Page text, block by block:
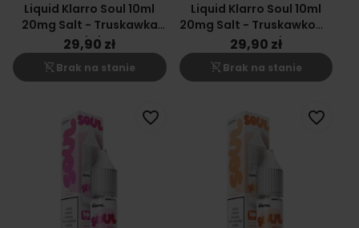
Liquid Klarro Soul 10ml
20mg Salt - Truskawka
Kiwi
29,90 zł
shopping_cart_off Brak na stanie
Liquid Klarro Soul 10ml
20mg Salt - Truskawkowy
Energetyk
29,90 zł
shopping_cart_off Brak na stanie
favorite_border favorite_border